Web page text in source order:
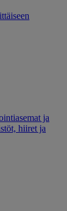
ja
hiiret ja